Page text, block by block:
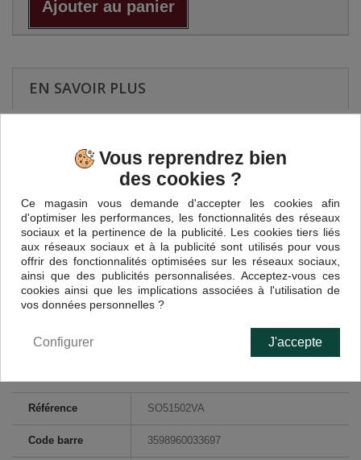
Ajouter au panier
EN SAVOIR PLUS
Ouest. Dans cette version, nous vous proposons une
canard confite qui sera idéale pour un bon repas en solo, ou
éventuellement, pour réaliser un hachi parmentier pour deux
avant d'être stérilisée et pourtant la viande n'est pas très grasse.
Cette recette donne au canard une texture particulière, car la
viande est vraiment fondante en bouche, tout en dévoilant les
arômes ducanard. Avec une DLC très longue, vous pouvez la
conserver dans vos armoires sans aucun souci. La cuisse se
prépare dans un four chaud en 15/20 minutes, de quoi très bien
manger avec une préparation rapide.
FICHE TECHNIQUE
Référence SO51502VA
Code barre 3598960033697
Vous reprendrez bien
des cookies ?
Ce magasin vous demande d'accepter les cookies afin
d'optimiser les performances, les fonctionnalités des réseaux
sociaux et la pertinence de la publicité. Les cookies tiers liés
aux réseaux sociaux et à la publicité sont utilisés pour vous
offrir des fonctionnalités optimisées sur les réseaux sociaux,
ainsi que des publicités personnalisées. Acceptez-vous ces
cookies ainsi que les implications associées à l'utilisation de
vos données personnelles ?
J'accepte
Configurer